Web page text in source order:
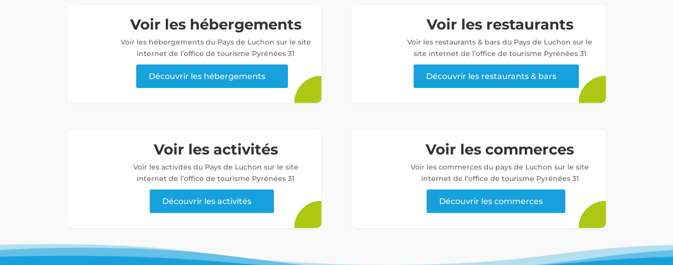
Voir les hébergements
Voir les hébergements du Pays de Luchon sur le site
internet de l’office de tourisme Pyrénées 31
Découvrir les hébergements
Voir les restaurants
Voir les restaurants & bars du Pays de Luchon sur le
site internet de l’office de tourisme Pyrénées 31
Découvrir les restaurants & bars
Voir les activités
Voir les activités du Pays de Luchon sur le site
internet de l’office de tourisme Pyrénées 31
Découvrir les activités
Voir les commerces
Voir les commerces du pays de Luchon sur le site
internet de l’office de tourisme Pyrénées 31
Découvrir les commerces